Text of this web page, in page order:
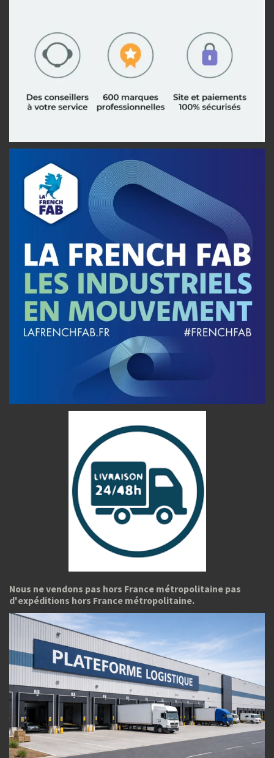
Nous ne vendons pas hors France métropolitaine pas
d'expéditions hors France métropolitaine.